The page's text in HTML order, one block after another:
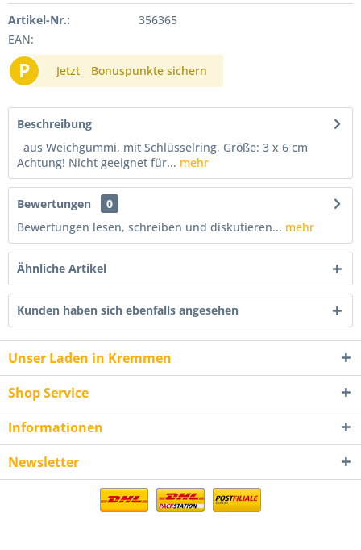
Artikel-Nr.:
356365
EAN:
P Jetzt Bonuspunkte sichern
Beschreibung
aus Weichgummi, mit Schlüsselring, Größe: 3 x 6 cm
Achtung! Nicht geeignet für... mehr
Bewertungen
0
Bewertungen lesen, schreiben und diskutieren... mehr
Ähnliche Artikel
Kunden haben sich ebenfalls angesehen
Unser Laden in Kremmen
Shop Service
Informationen
Newsletter